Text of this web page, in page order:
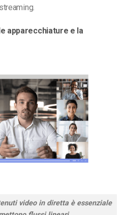
apparecchiature e la
video in diretta è essenziale